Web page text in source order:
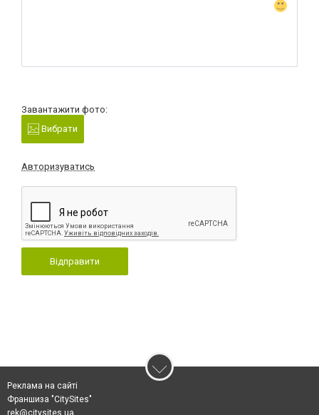
Завантажити фото:
Вибрати
Авторизуватись
Відправити
Реклама на сайті
Франшиза "CitySites"
rek@citysites.ua